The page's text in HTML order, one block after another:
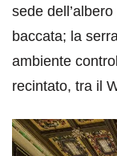
sede
baccata; la
ambiente
recintato, tra il